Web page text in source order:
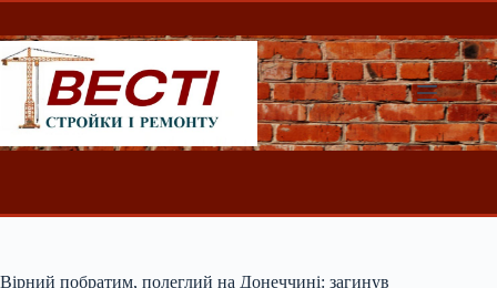
Перейти
вмісту
Вірний побратим, полеглий на Донеччині: загинув